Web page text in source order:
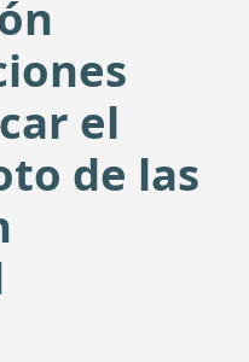
el
de las